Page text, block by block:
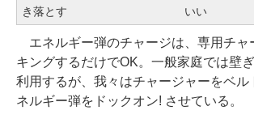
き落とす
いい
エネルギー弾のチャージは、専用チャ
キングするだけでOK。一般家庭では壁
利用するが、我々はチャージャーをベル
ネルギー弾をドックオン! させている。